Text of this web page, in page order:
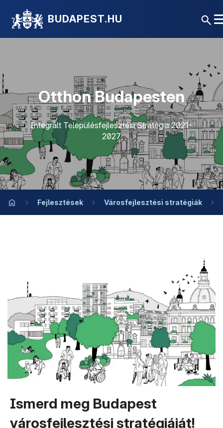
BUDAPEST.HU
Otthon Budapesten
Integrált Településfejlesztési Stratégia 2021-
2027
Fejlesztések Városfejlesztési stratégiák
Ismerd meg Budapest
városfejlesztési stratégiáját!